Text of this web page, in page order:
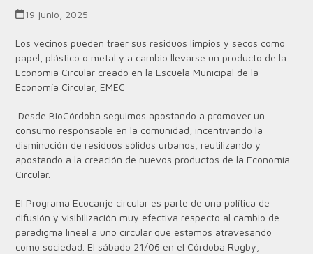
19 junio, 2025
Los vecinos pueden traer sus residuos limpios y secos como
papel, plástico o metal y a cambio llevarse un producto de la
Economía Circular creado en la Escuela Municipal de la
Economía Circular, EMEC
Desde BioCórdoba seguimos apostando a promover un
consumo responsable en la comunidad, incentivando la
disminución de residuos sólidos urbanos, reutilizando y
apostando a la creación de nuevos productos de la Economía
Circular.
El Programa Ecocanje circular es parte de una política de
difusión y visibilización muy efectiva respecto al cambio de
paradigma lineal a uno circular que estamos atravesando
como sociedad. El sábado 21/06 en el Córdoba Rugby,